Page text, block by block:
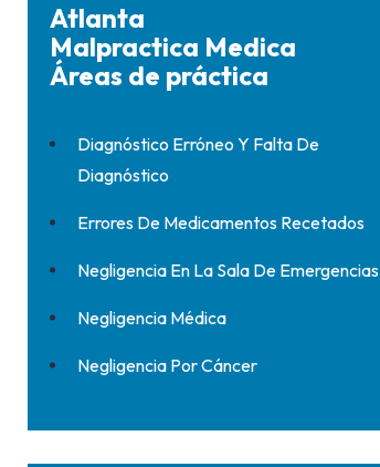
Atlanta
Malpractica Medica
Áreas de práctica
Diagnóstico Erróneo Y Falta De
Diagnóstico
Errores De Medicamentos Recetados
Negligencia En La Sala De Emergencias
Negligencia Médica
Negligencia Por Cáncer